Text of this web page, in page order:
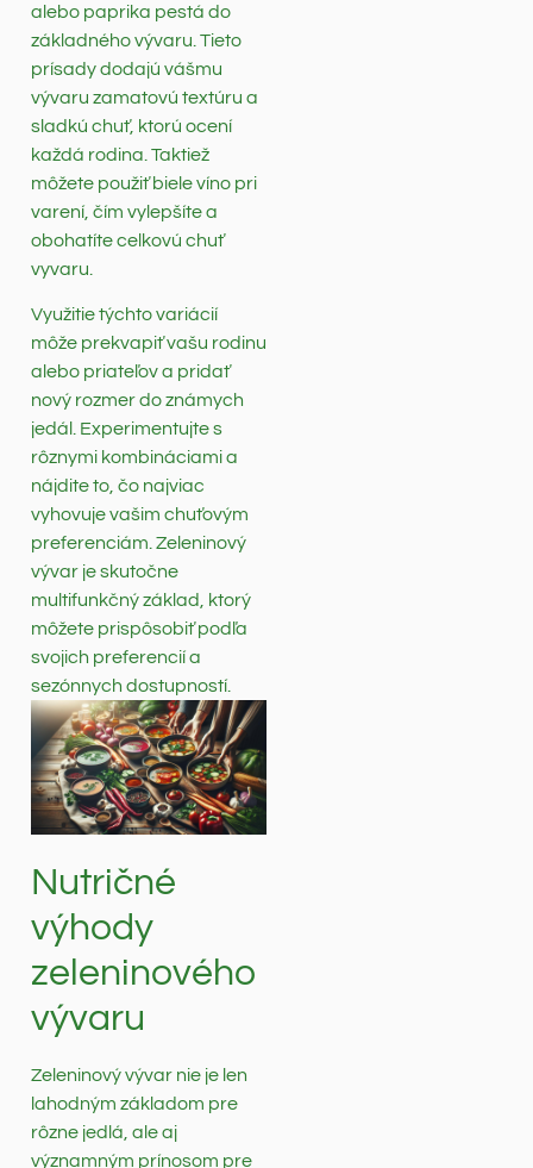
alebo paprika pestá do
základného vývaru. Tieto
prísady dodajú vášmu
vývaru zamatovú textúru a
sladkú chuť, ktorú ocení
každá rodina. Taktiež
môžete použiť biele víno pri
varení, čím vylepšíte a
obohatíte celkovú chuť
vyvaru.
Využitie týchto variácií
môže prekvapiť vašu rodinu
alebo priateľov a pridať
nový rozmer do známych
jedál. Experimentujte s
rôznymi kombináciami a
nájdite to, čo najviac
vyhovuje vašim chuťovým
preferenciám. Zeleninový
vývar je skutočne
multifunkčný základ, ktorý
môžete prispôsobiť podľa
svojich preferencií a
sezónnych dostupností.
Nutričné
výhody
zeleninového
vývaru
Zeleninový vývar nie je len
lahodným základom pre
rôzne jedlá, ale aj
významným prínosom pre